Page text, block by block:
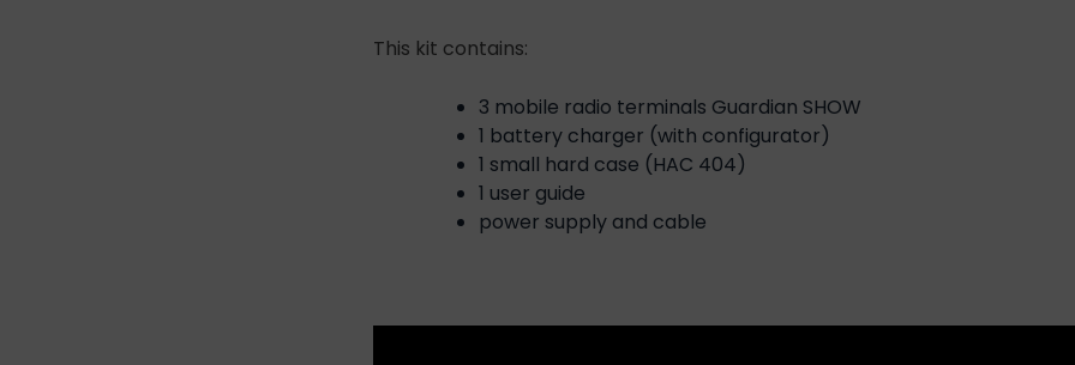
This kit contains:
3 mobile radio terminals Guardian SHOW
1 battery charger (with configurator)
1 small hard case (HAC 404)
1 user guide
power supply and cable